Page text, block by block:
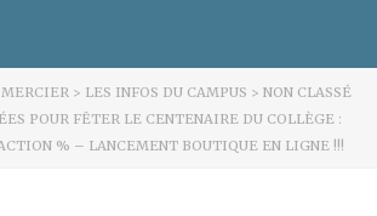
> LES INFOS DU CAMPUS > NON CLASSÉ
POUR FÊTER LE CENTENAIRE DU COLLÈGE :
% – LANCEMENT BOUTIQUE EN LIGNE !!!